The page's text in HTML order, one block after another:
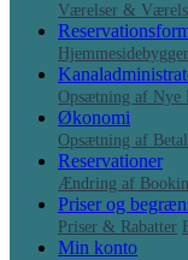
Værelser &
Hjemmesidebygger
Opsætning af Nye
Økonomi
Opsætning af
Reservationer
Ændring af
Priser og
Priser & Rabatter
Min konto